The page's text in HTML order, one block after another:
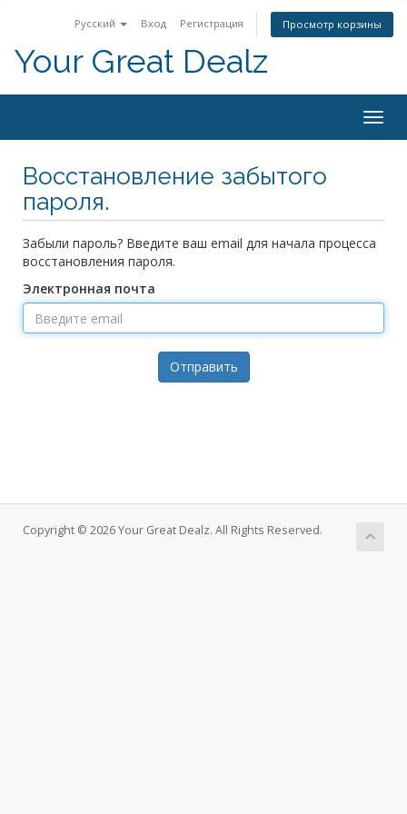
Русский Вход Регистрация Просмотр корзины
Your Great Dealz
Восстановление забытого
пароля.
Забыли пароль? Введите ваш email для начала процесса
восстановления пароля.
Электронная почта
Отправить
Copyright © 2026 Your Great Dealz. All Rights Reserved.